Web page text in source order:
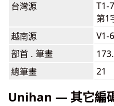
台灣源
T1-
第1
越南源
V1-
部首 . 筆畫
總筆畫
21
Unihan — 其它編